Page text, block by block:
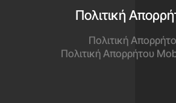
Πολιτική
Πολιτική
Πολιτική Απορρήτου